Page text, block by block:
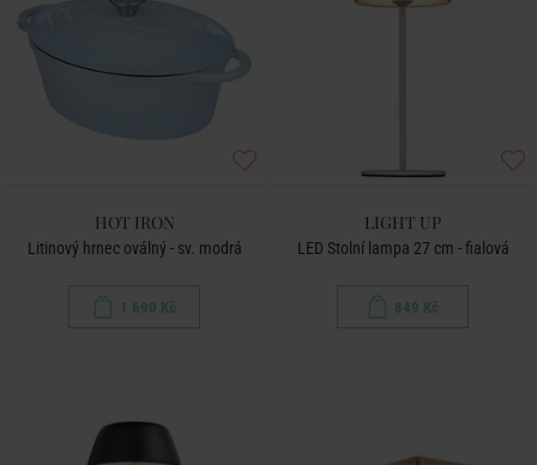
HOT IRON
Litinový hrnec oválný - sv. modrá
1 690 Kč
LIGHT UP
LED Stolní lampa 27 cm - fialová
849 Kč